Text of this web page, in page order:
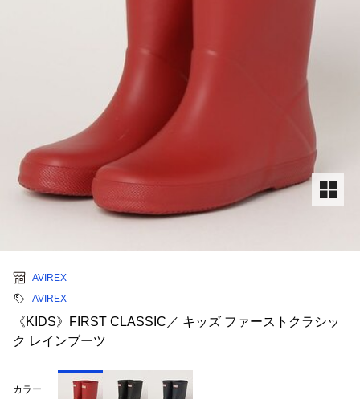
AVIREX
AVIREX
《KIDS》FIRST CLASSIC／ キッズ ファーストクラシッ
ク レインブーツ
カラー